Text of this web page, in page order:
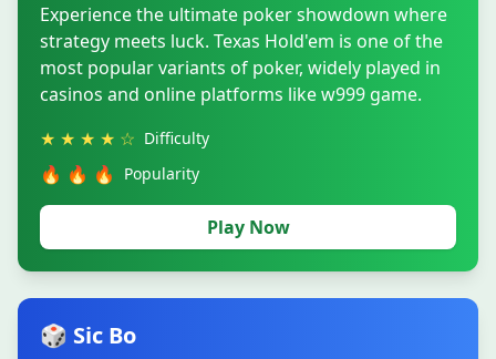
Experience the ultimate poker showdown where
strategy meets luck. Texas Hold'em is one of the
most popular variants of poker, widely played in
casinos and online platforms like w999 game.
★ ★ ★ ★ ☆ Difficulty
🔥 🔥 🔥 Popularity
Play Now
🎲 Sic Bo